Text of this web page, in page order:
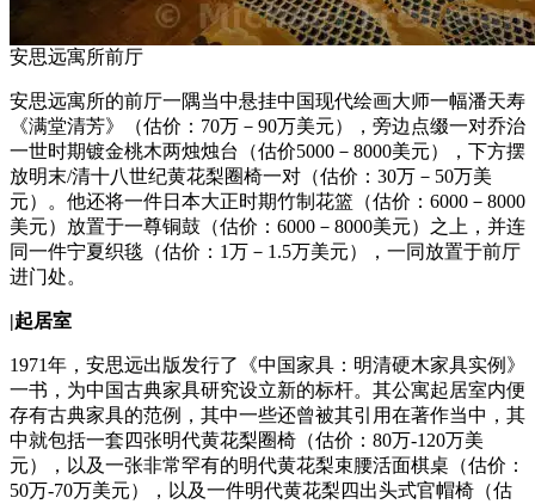
安思远寓所前厅
安思远寓所的前厅一隅当中悬挂中国现代绘画大师一幅潘天寿
《满堂清芳》（估价：70万－90万美元），旁边点缀一对乔治
一世时期镀金桃木两烛烛台（估价5000－8000美元），下方摆
放明末/清十八世纪黄花梨圈椅一对（估价：30万－50万美
元）。他还将一件日本大正时期竹制花篮（估价：6000－8000
美元）放置于一尊铜鼓（估价：6000－8000美元）之上，并连
同一件宁夏织毯（估价：1万－1.5万美元），一同放置于前厅
进门处。
|起居室
1971年，安思远出版发行了《中国家具：明清硬木家具实例》
一书，为中国古典家具研究设立新的标杆。其公寓起居室内便
存有古典家具的范例，其中一些还曾被其引用在著作当中，其
中就包括一套四张明代黄花梨圈椅（估价：80万-120万美
元），以及一张非常罕有的明代黄花梨束腰活面棋桌（估价：
50万-70万美元），以及一件明代黄花梨四出头式官帽椅（估